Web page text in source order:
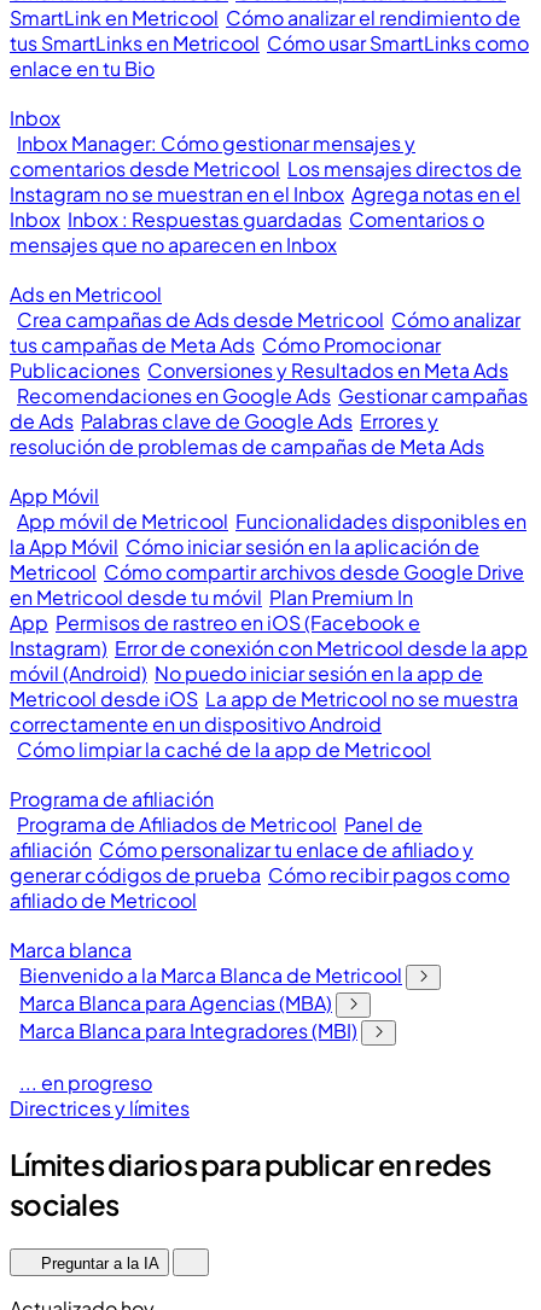
SmartLink en Metricool Cómo analizar el rendimiento de
tus SmartLinks en Metricool Cómo usar SmartLinks como
enlace en tu Bio
Inbox
Inbox Manager: Cómo gestionar mensajes y
comentarios desde Metricool Los mensajes directos de
Instagram no se muestran en el Inbox Agrega notas en el
Inbox Inbox : Respuestas guardadas Comentarios o
mensajes que no aparecen en Inbox
Ads en Metricool
Crea campañas de Ads desde Metricool Cómo analizar
tus campañas de Meta Ads Cómo Promocionar
Publicaciones Conversiones y Resultados en Meta Ads
Recomendaciones en Google Ads Gestionar campañas
de Ads Palabras clave de Google Ads Errores y
resolución de problemas de campañas de Meta Ads
App Móvil
App móvil de Metricool Funcionalidades disponibles en
la App Móvil Cómo iniciar sesión en la aplicación de
Metricool Cómo compartir archivos desde Google Drive
en Metricool desde tu móvil Plan Premium In
App Permisos de rastreo en iOS (Facebook e
Instagram) Error de conexión con Metricool desde la app
móvil (Android) No puedo iniciar sesión en la app de
Metricool desde iOS La app de Metricool no se muestra
correctamente en un dispositivo Android
Cómo limpiar la caché de la app de Metricool
Programa de afiliación
Programa de Afiliados de Metricool Panel de
afiliación Cómo personalizar tu enlace de afiliado y
generar códigos de prueba Cómo recibir pagos como
afiliado de Metricool
Marca blanca
Bienvenido a la Marca Blanca de Metricool
Marca Blanca para Agencias (MBA)
Marca Blanca para Integradores (MBI)
... en progreso
Directrices y límites
Límites diarios para publicar en redes
sociales
Preguntar a la IA